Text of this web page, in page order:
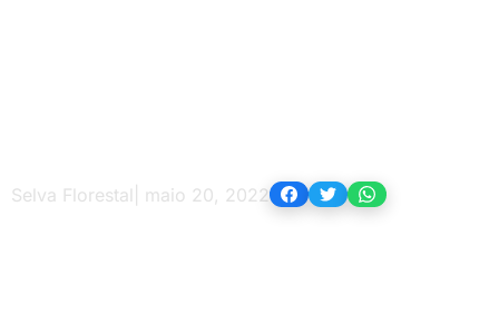
Selva Florestal maio 20, 2022